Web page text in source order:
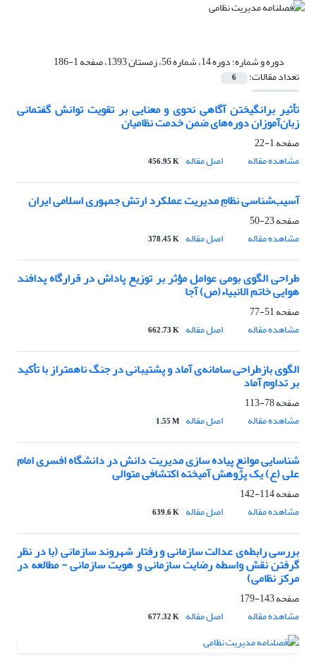
دوره و شماره:دوره 14، شماره 56، زمستان 1393، صفحه 1-186
تعداد مقالات: 6
تأثیر برانگیختن آگاهی نحوی و معنایی بر تقویت توانش گفتمانی
زبان‌آموزان دوره‌های ضمن خدمت نظامیان
صفحه1-22
مشاهده مقاله
اصل مقاله 456.95 K
آسیب‌شناسی نظامِ مدیریت عملکرد ارتش جمهوری اسلامی ایران
صفحه23-50
مشاهده مقاله
اصل مقاله 378.45 K
طراحی الگوی بومی عوامل مؤثر بر توزیع پاداش در قرارگاه پدافند
هوایی خاتم الانبیاء(ص) آجا
صفحه51-77
مشاهده مقاله
اصل مقاله 662.73 K
الگوی بازطراحی سامانه‌ی آماد و پشتیبانی در جنگ ناهمتراز با تأکید
بر تداوم آماد
صفحه78-113
مشاهده مقاله
اصل مقاله 1.55 M
شناسایی موانع پیاده سازی مدیریت دانش در دانشگاه افسری امام
علی (ع) یک پژوهش آمیخته اکتشافی متوالی
صفحه114-142
مشاهده مقاله
اصل مقاله 639.6 K
بررسی رابطه‌ی عدالت سازمانی و رفتار شهروند سازمانی (با در نظر
گرفتن نقش واسطه رضایت سازمانی و هویت سازمانی - مطالعه در
مرکز نظامی)
صفحه143-179
مشاهده مقاله
اصل مقاله 677.32 K